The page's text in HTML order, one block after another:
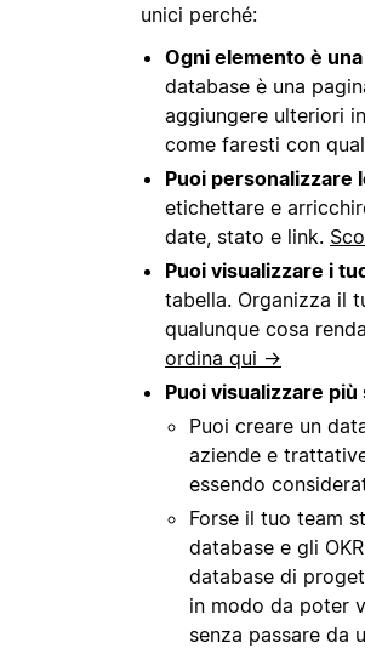
unici perché:
Ogni elemento è
database è una
aggiungere ulteriori
come faresti con
Puoi personalizzare
etichettare e
date, stato e link.
Puoi visualizzare i
tabella. Organizza il
qualunque cosa
ordina qui →
Puoi visualizzare
Puoi creare un
aziende e
essendo
Forse il tuo team
database e gli
database di
in modo da poter
senza passare da